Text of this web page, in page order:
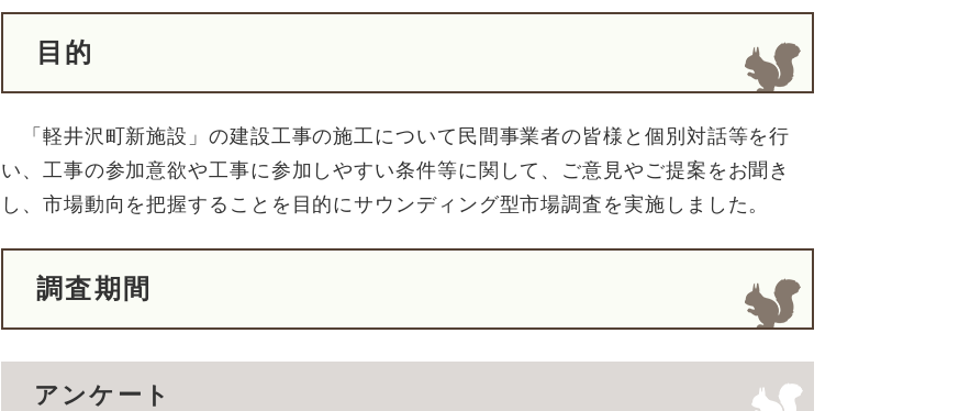
目的
「軽井沢町新施設」の建設工事の施工について民間事業者の皆様と個別対話等を行
い、工事の参加意欲や工事に参加しやすい条件等に関して、ご意見やご提案をお聞き
し、市場動向を把握することを目的にサウンディング型市場調査を実施しました。
調査期間
アンケート